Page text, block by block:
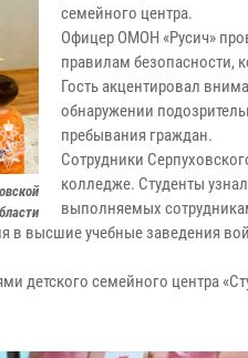
семейного центра.
Офицер ОМОН «Русич»
правилам безопасности,
Гость акцентировал
обнаружении
пребывания граждан.
Сотрудники
колледже. Студенты
выполняемых
в высшие учебные заведения
детского семейного центра